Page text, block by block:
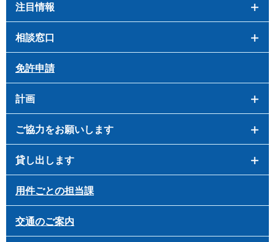
注目情報
相談窓口
免許申請
計画
ご協力をお願いします
貸し出します
用件ごとの担当課
交通のご案内